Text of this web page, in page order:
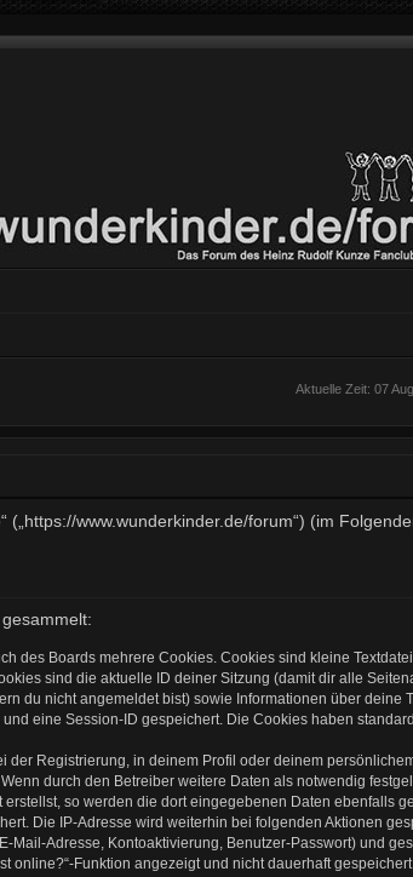
Aktuelle Zeit: 07
(„https://www.wunderkinder.de/forum“) (im
des Boards mehrere Cookies. Cookies sind kleine
sind die aktuelle ID deiner Sitzung (damit dir alle
du nicht angemeldet bist) sowie Informationen über
eine Session-ID gespeichert. Die Cookies haben
der Registrierung, in deinem Profil oder deinem
durch den Betreiber weitere Daten als notwendig
so werden die dort eingegebenen Daten ebenfalls
Die IP-Adresse wird weiterhin bei folgenden Aktionen
Mail-Adresse, Kontoaktivierung, Benutzer-Passwort) und
online?“-Funktion angezeigt und nicht dauerhaft